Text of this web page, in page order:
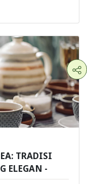
TRADISI
ELEGAN -